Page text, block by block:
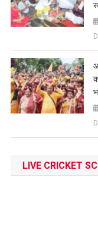
LIVE CRICKET